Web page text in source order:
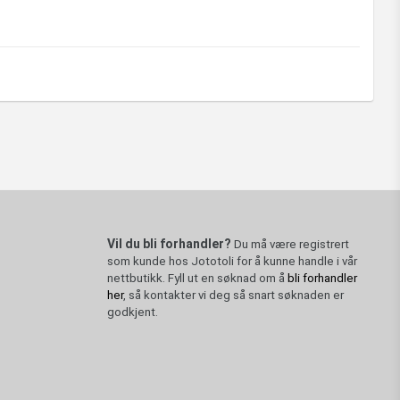
tilgang til trygg og næringsrik mat
Vil du bli forhandler? Du må være registrert
som kunde hos Jototoli for å kunne handle i vår
nettbutikk. Fyll ut en søknad om å bli forhandler
her, så kontakter vi deg så snart søknaden er
godkjent.